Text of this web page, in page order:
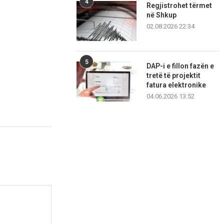
4
Regjistrohet tërmet
në Shkup
02.08.2026 22:34
5
DAP-i e fillon fazën e
tretë të projektit
fatura elektronike
04.06.2026 13:52